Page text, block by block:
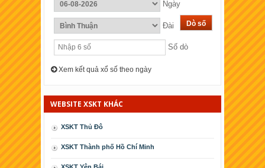
Ngày
Đài
Số dò
Xem kết quả xổ số theo ngày
WEBSITE XSKT KHÁC
XSKT Thủ Đô
XSKT Thành phố Hồ Chí Minh